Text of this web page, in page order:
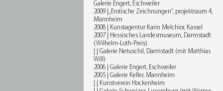
Galerie Engert, Eschweiler
2009 | „Erotische Zeichnungen“, projektraum 4,
Mannheim
2008 | Kunstagentur Karin Melchior, Kassel
2007 | Hessisches Landesmuseum, Darmstadt
(Wilhelm-Loth-Preis)
| | Galerie Netuschil, Darmstadt (mit Matthias
Will)
2006 | Galerie Engert, Eschweiler
2005 | Galerie Keller, Mannheim
| | Kunstverein Hockenheim